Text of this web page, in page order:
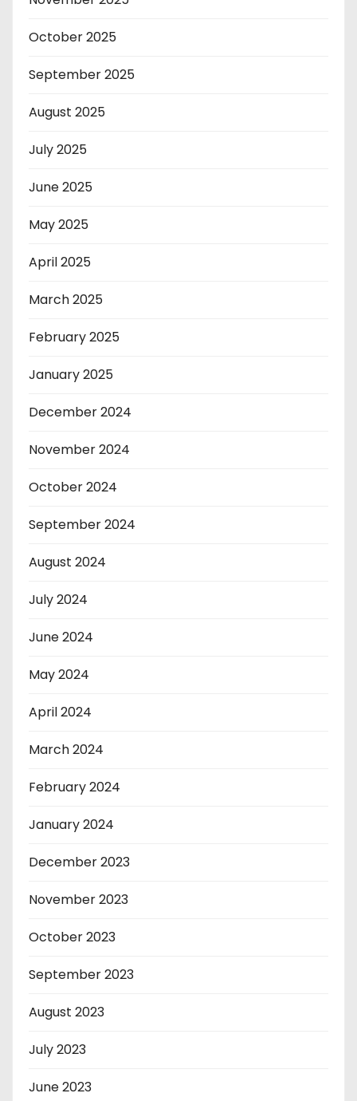
October 2025
September 2025
August 2025
July 2025
June 2025
May 2025
April 2025
March 2025
February 2025
January 2025
December 2024
November 2024
October 2024
September 2024
August 2024
July 2024
June 2024
May 2024
April 2024
March 2024
February 2024
January 2024
December 2023
November 2023
October 2023
September 2023
August 2023
July 2023
June 2023